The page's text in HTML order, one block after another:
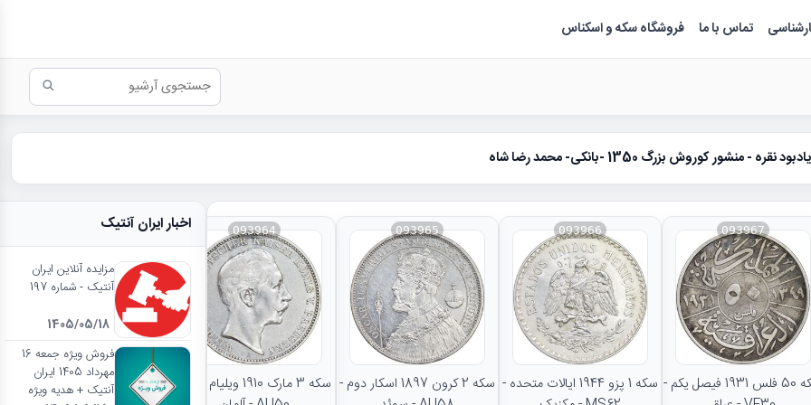
تماس با ما فروشگاه سکه و اسکناس
نقره - منشور کوروش بزرگ 1350 -بانکی- محمد رضا شاه
093967
سکه 50 فلس 1931 فیصل یکم -
093966
سکه 1 پزو 1944 ایالات متحده -
093965
سکه 2 کرون 1897 اسکار دوم -
093964
سکه 3 مارک 1910 ویلیام دوم -
نتایج بیشتر...
اخبار ایران آنتیک
مزایده آنلاین ایران
آنتیک - شماره 197
1405/05/18
فروش ویژه جمعه 16
مهرداد 1405 ایران
آنتیک + هدیه ویژه